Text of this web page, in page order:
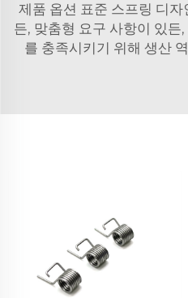
제품 옵션 표준 스프링 디
든, 맞춤형 요구 사항이 있
를 충족시키기 위해 생산